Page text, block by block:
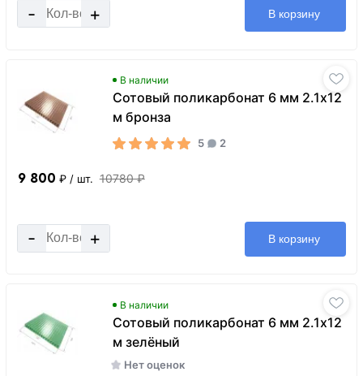
- + В корзину
В наличии
Сотовый поликарбонат 6 мм 2.1х12
м бронза
5 2
9 800 ₽ / шт. 10780 ₽
- + В корзину
В наличии
Сотовый поликарбонат 6 мм 2.1х12
м зелёный
Нет оценок